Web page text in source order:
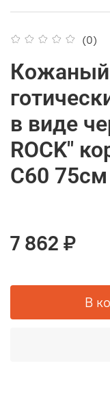
(0)
в виде
ROCK"
С60 75см
7 862 ₽
В